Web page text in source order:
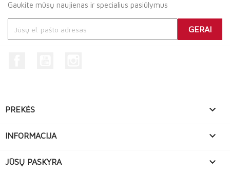
Gaukite mūsų naujienas ir specialius pasiūlymus
PREKĖS 
INFORMACIJA 
JŪSŲ PASKYRA 